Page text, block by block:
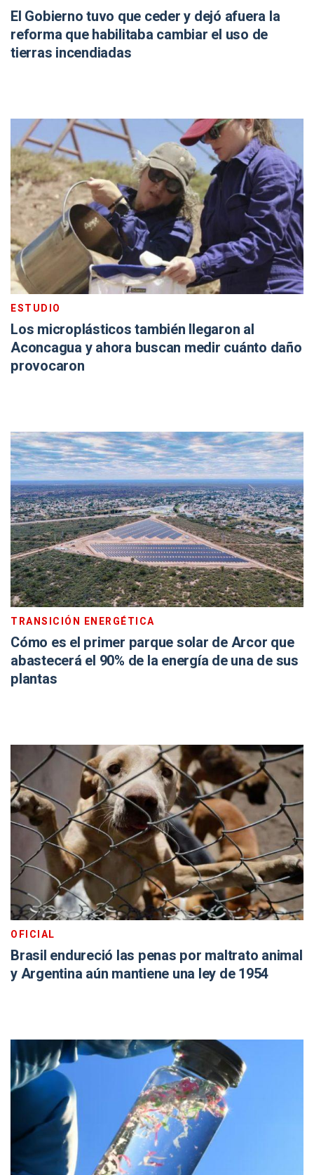
El Gobierno tuvo que ceder y dejó afuera la
reforma que habilitaba cambiar el uso de
tierras incendiadas
ESTUDIO
Los microplásticos también llegaron al
Aconcagua y ahora buscan medir cuánto daño
provocaron
TRANSICIÓN ENERGÉTICA
Cómo es el primer parque solar de Arcor que
abastecerá el 90% de la energía de una de sus
plantas
OFICIAL
Brasil endureció las penas por maltrato animal
y Argentina aún mantiene una ley de 1954